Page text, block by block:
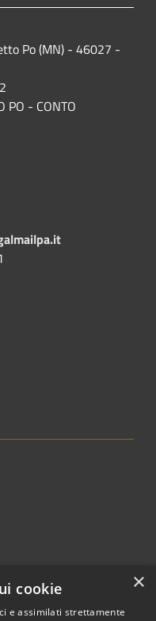
Po (MN) - 46027 -
PO - CONTO
×
cookie
e assimilati strettamente